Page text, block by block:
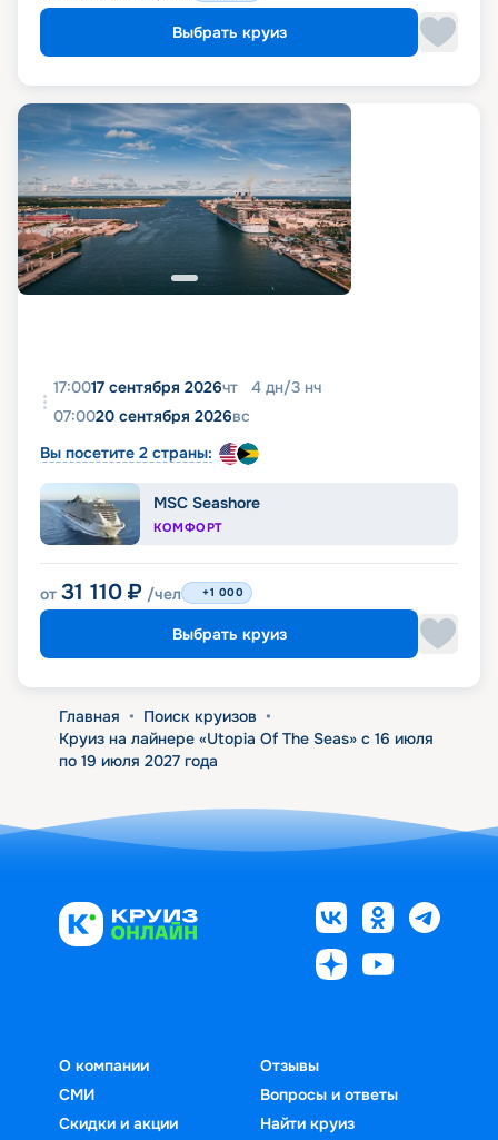
Выбрать круиз
17:0017 сентября 2026чт 4 дн/3 нч
07:0020 сентября 2026вс
Вы посетите 2 страны:
MSC Seashore
КОМФОРТ
от 31 110 ₽ /чел +1 000
Выбрать круиз
Главная • Поиск круизов •
Круиз на лайнере «Utopia Of The Seas» с 16 июля
по 19 июля 2027 года
О компании
СМИ
Скидки и акции
Отзывы
Вопросы и ответы
Найти круиз